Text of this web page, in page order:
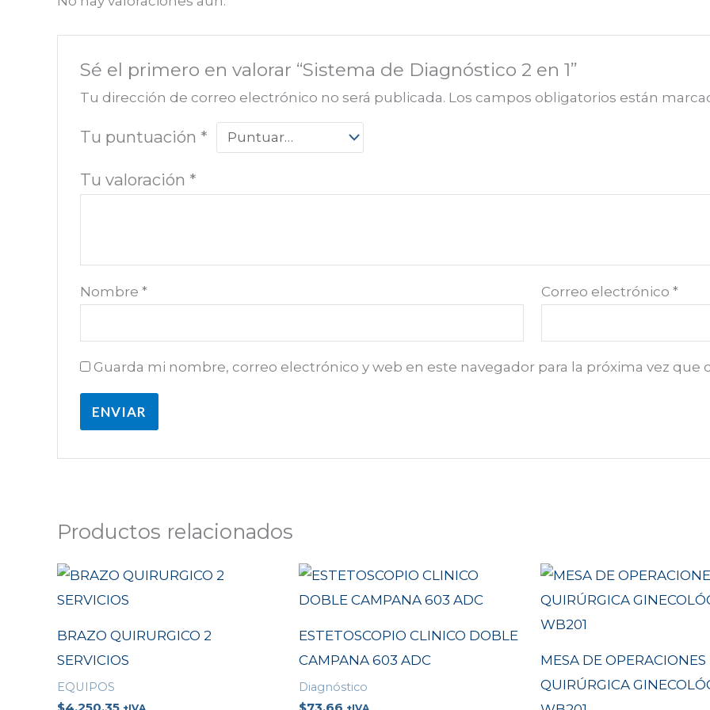
Sé el primero en valorar “Sistema de Diagnóstico 2 en 1”
Tu dirección de correo electrónico no será publicada. Los campos obligatorios están
Tu puntuación *
Tu valoración *
Nombre* Correo electrónico*
Guarda mi nombre, correo electrónico y web en este navegador para la próxima vez que
Productos relacionados
BRAZO QUIRURGICO 2
SERVICIOS
EQUIPOS
ESTETOSCOPIO CLINICO DOBLE
CAMPANA 603 ADC
Diagnóstico
MESA DE OPERACIONES
QUIRÚRGICA